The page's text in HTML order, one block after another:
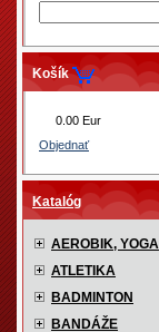
Košík
0.00 Eur
Objednať
Katalóg
AEROBIK,
ATLETIKA
BADMINTON
BANDÁŽE